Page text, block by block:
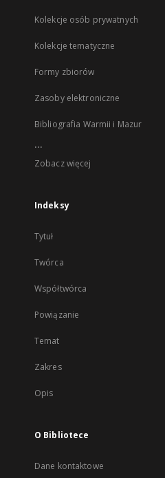
Kolekcje osób prywatnych
Kolekcje tematyczne
Formy zbiorów
Zasoby elektroniczne
Bibliografia Warmii i Mazur
...
Zobacz więcej
Indeksy
Tytuł
Twórca
Współtwórca
Powiązanie
Temat
Zakres
Opis
O Bibliotece
Dane kontaktowe